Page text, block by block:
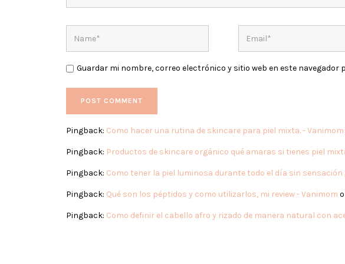
Guardar mi nombre, correo electrónico y sitio web en este navegador
Pingback: Como hacer una rutina de skincare para piel mixta. - Vanimom
Pingback: Productos de skincare orgánico qué amaras si tienes piel
Pingback: Como tener la piel luminosa durante todo el día sin
Pingback: Qué son los péptidos y como utilizarlos, mi review - Vanimom
Pingback: Como definir el cabello afro y rizado de manera natural con